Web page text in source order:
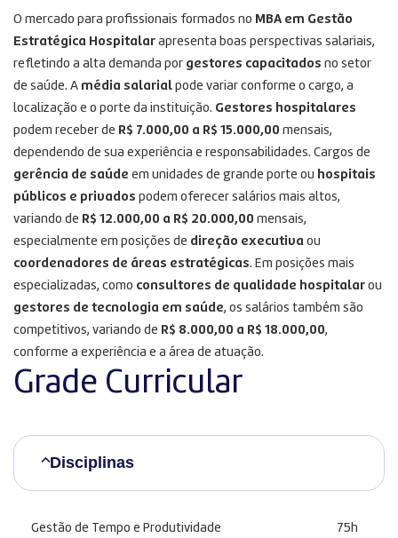
O mercado para profissionais formados no MBA em Gestão
Estratégica Hospitalar apresenta boas perspectivas salariais,
refletindo a alta demanda por gestores capacitados no setor
de saúde. A média salarial pode variar conforme o cargo, a
localização e o porte da instituição. Gestores hospitalares
podem receber de R$ 7.000,00 a R$ 15.000,00 mensais,
dependendo de sua experiência e responsabilidades. Cargos de
gerência de saúde em unidades de grande porte ou hospitais
públicos e privados podem oferecer salários mais altos,
variando de R$ 12.000,00 a R$ 20.000,00 mensais,
especialmente em posições de direção executiva ou
coordenadores de áreas estratégicas. Em posições mais
especializadas, como consultores de qualidade hospitalar ou
gestores de tecnologia em saúde, os salários também são
competitivos, variando de R$ 8.000,00 a R$ 18.000,00,
conforme a experiência e a área de atuação.
Grade Curricular
Disciplinas
Gestão de Tempo e Produtividade 75h